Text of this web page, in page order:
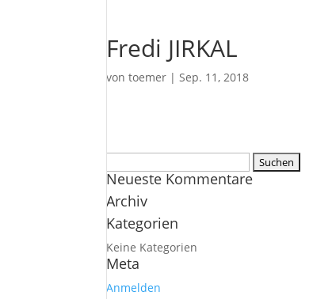
Fredi JIRKAL
vontoemer |Sep. 11, 2018
nach:
Neueste Kommentare
Archiv
Kategorien
Keine Kategorien
Meta
Anmelden